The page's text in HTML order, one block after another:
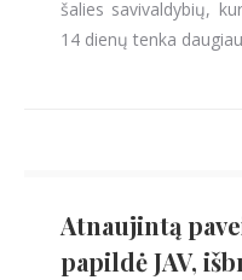
šalies savivaldybių,
14 dienų tenka
Atnaujintą
papildė JAV,